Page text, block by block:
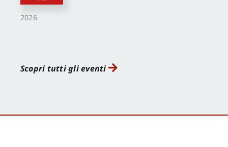
2026
Scopri tutti gli eventi